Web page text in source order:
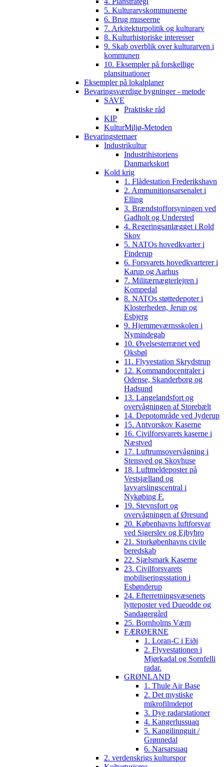
5. Kulturarvskommunerne
6. Brug museerne
7. Arkitekturpolitik og kulturarv
8. Kulturhistoriske interesser
9. Skab overblik over kulturarven i
kommunen
10. Eksempler på forskellige
plansituationer
Eksempler på lokalplaner
Bevaringsværdige bygninger - metode
SAVE
Praktiske råd
KIP
KulturMiljø-Metoden
Bevaringstemaer
Industrikultur
Industrihistoriens
Danmarkskort
Kold krig
1. Flådestation Frederikshavn
2. Ammunitionsarsenalet i
Elling
3. Brændstofforsyningen ved
Gadholt og Understed
4. Regeringsanlægget i Rold
Skov
5. NATOs hovedkvarter i
Finderup
6. Forsvarets hovedkvarterer i
Karup og Aarhus
7. Militærnægterlejren i
Kompedal
8. NATOs støttedepoter i
Klosterheden, Jerup og
Esbjerg
9. Hjemmeværnsskolen i
Nymindegab
10. Øvelsesterrænet ved
Oksbøl
11. Flyvestation Skrydstrup
12. Kommandocentraler i
Odense, Skanderborg og
Hadsund
13. Langelandsfort og
overvågningen af Storebælt
14. Depotområde ved Jyderup
15. Antvorskov Kaserne
16. Civilforsvarets kaserne i
Næstved
17. Luftrumsovervågning i
Stensved og Skovhuse
18. Luftmeldeposter på
Vestsjælland og
lavvarslingscentral i
Nykøbing F.
19. Stevnsfort og
overvågningen af Øresund
20. Københavns luftforsvar
ved Sigerslev og Ejbybro
21. Storkøbenhavns civile
beredskab
22. Sjælsmark Kaserne
23. Civilforsvarets
mobiliseringsstation i
Esbønderup
24. Efterretningsvæsenets
lytteposter ved Dueodde og
Sandagergård
25. Bornholms Værn
FÆRØERNE
1. Loran-C i Eiði
2. Flyvestationen i
Mjørkadal og Sornfelli
radar.
GRØNLAND
1. Thule Air Base
2. Det mystiske
mikrofilmdepot
3. Dye radarstationer
4. Kangerlussuaq
5. Kangilinnguit /
Grønnedal
6. Narsarsuaq
2. verdenskrigs kulturspor